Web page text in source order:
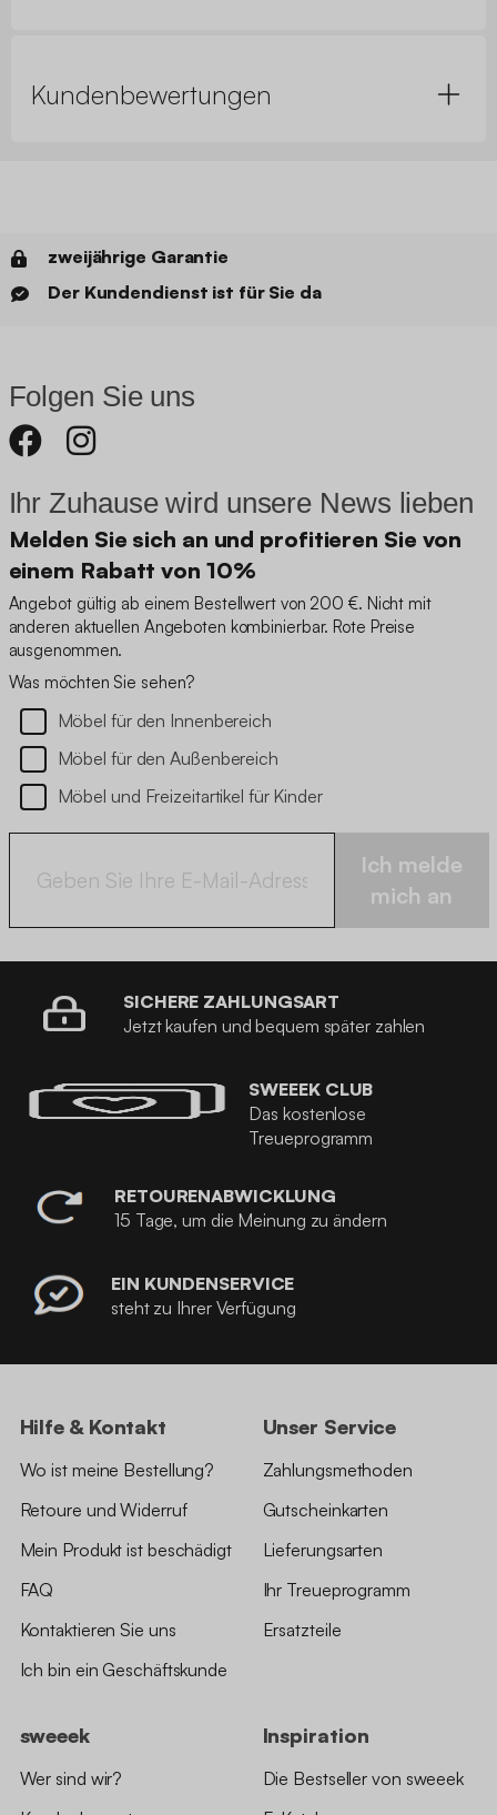
Kundenbewertungen
zweijährige Garantie
Der Kundendienst ist für Sie da
Folgen Sie uns
Ihr Zuhause wird unsere News lieben
Melden Sie sich an und profitieren Sie von
einem Rabatt von 10%
Angebot gültig ab einem Bestellwert von 200 €. Nicht mit
anderen aktuellen Angeboten kombinierbar. Rote Preise
ausgenommen.
Was möchten Sie sehen?
Möbel für den Innenbereich
Möbel für den Außenbereich
Möbel und Freizeitartikel für Kinder
Ich melde
mich an
SICHERE ZAHLUNGSART
Jetzt kaufen und bequem später zahlen
SWEEEK CLUB
Das kostenlose
Treueprogramm
RETOURENABWICKLUNG
15 Tage, um die Meinung zu ändern
EIN KUNDENSERVICE
steht zu Ihrer Verfügung
Hilfe & Kontakt
Wo ist meine Bestellung?
Retoure und Widerruf
Mein Produkt ist beschädigt
FAQ
Kontaktieren Sie uns
Ich bin ein Geschäftskunde
Unser Service
Zahlungsmethoden
Gutscheinkarten
Lieferungsarten
Ihr Treueprogramm
Ersatzteile
sweeek
Wer sind wir?
Inspiration
Die Bestseller von sweeek